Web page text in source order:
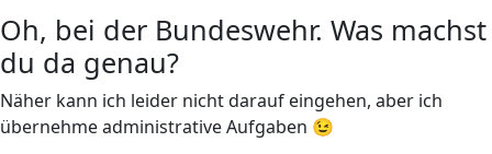
Oh, bei der Bundeswehr. Was machst
du da genau?
Näher kann ich leider nicht darauf eingehen, aber ich
übernehme administrative Aufgaben 😉